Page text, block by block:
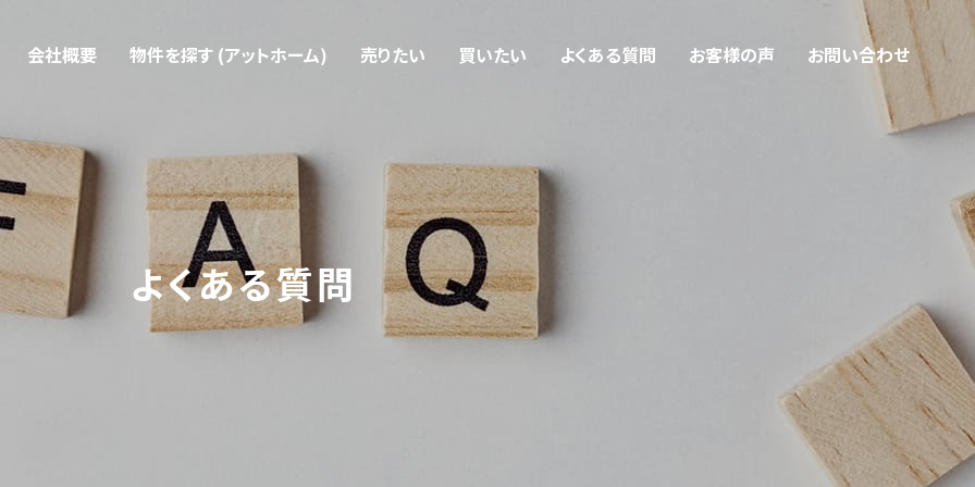
会社概要 物件を探す (アットホーム) 売りたい 買いたい よくある質問 お客様の声 お問い合わせ
よくある質問